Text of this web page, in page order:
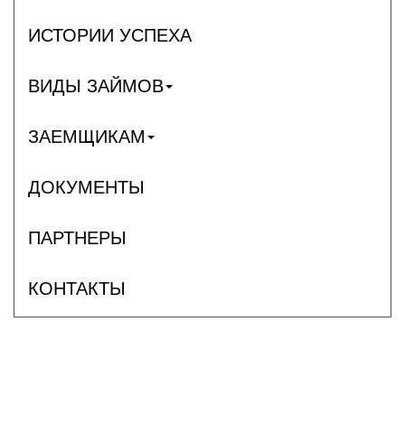
ИСТОРИИ УСПЕХА
ВИДЫ ЗАЙМОВ
ЗАЕМЩИКАМ
ДОКУМЕНТЫ
ПАРТНЕРЫ
КОНТАКТЫ